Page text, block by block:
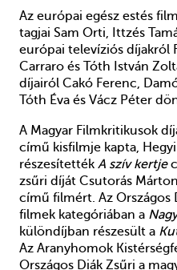
Az európai egész estés
tagjai Sam Orti, Ittzés
európai televíziós díjakról
Carraro és Tóth István
díjairól Cakó Ferenc,
Tóth Éva és Vácz Péter
A Magyar Filmkritikusok
című kisfilmje kapta,
részesítették A szív kertje
zsűri díját Csutorás
című filmért. Az Országos
filmek kategóriában a
különdíjban részesült a
Az Aranyhomok
Országos Diák Zsűri a